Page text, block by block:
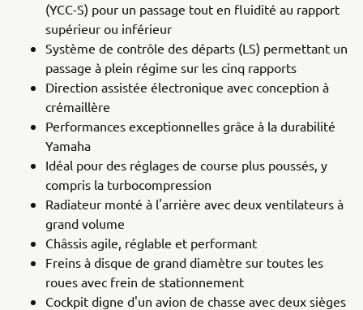
(YCC-S) pour un passage tout en fluidité au rapport
supérieur ou inférieur
Système de contrôle des départs (LS) permettant un
passage à plein régime sur les cinq rapports
Direction assistée électronique avec conception à
crémaillère
Performances exceptionnelles grâce à la durabilité
Yamaha
Idéal pour des réglages de course plus poussés, y
compris la turbocompression
Radiateur monté à l'arrière avec deux ventilateurs à
grand volume
Châssis agile, réglable et performant
Freins à disque de grand diamètre sur toutes les
roues avec frein de stationnement
Cockpit digne d'un avion de chasse avec deux sièges